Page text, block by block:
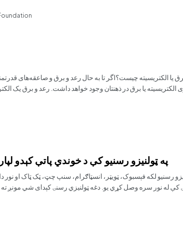
یا الکتریسیته چیست؟اگر تا به حال رعد و برق و صاعقه‌های
الکتریسیته یا برق در ذهنتان وجود خواهد داشت. رعد و برق یک
په ټولنیزو رسنیو کې د خوندي پاتې کېدو لپاره ۱۰ لس ضروري
رسنیو لکه فېسبوک، ټویټر، انسټاګرام، سنپ چټ، ټک ټاک او